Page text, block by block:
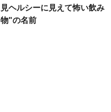
見ヘルシーに見えて怖い飲み
物"の名前